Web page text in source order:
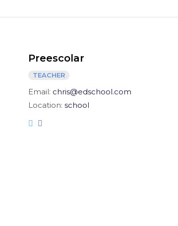
Preescolar
TEACHER
Email: chris@edschool.com
Location: school